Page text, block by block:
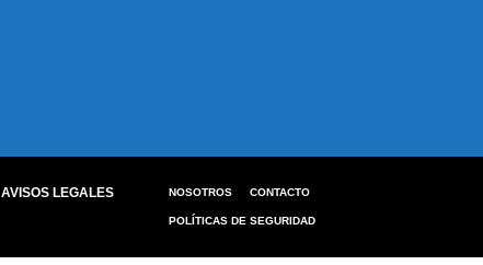
AVISOS LEGALES
NOSOTROS CONTACTO
POLÍTICAS DE SEGURIDAD